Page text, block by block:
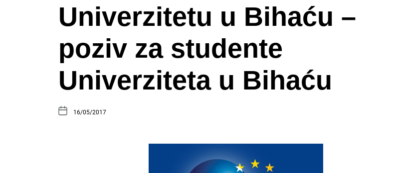
Univerzitetu u Bihaću –
poziv za studente
Univerziteta u Bihaću
16/05/2017